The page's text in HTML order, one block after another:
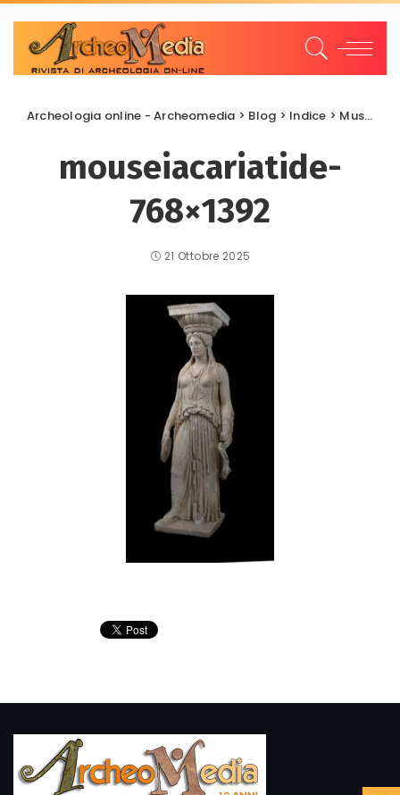
Archeologia online - Archeomedia > Blog > Indice > Musei Archeologici
mouseiacariatide-
768×1392
21 Ottobre 2025